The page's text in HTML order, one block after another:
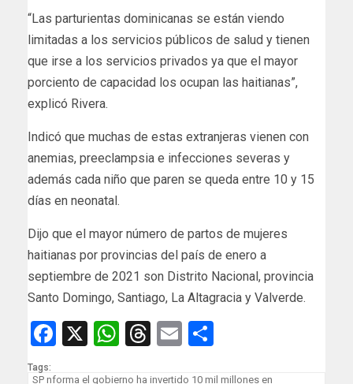
“Las parturientas dominicanas se están viendo
limitadas a los servicios públicos de salud y tienen
que irse a los servicios privados ya que el mayor
porciento de capacidad los ocupan las haitianas”,
explicó Rivera.
Indicó que muchas de estas extranjeras vienen con
anemias, preeclampsia e infecciones severas y
además cada niño que paren se queda entre 10 y 15
días en neonatal.
Dijo que el mayor número de partos de mujeres
haitianas por provincias del país de enero a
septiembre de 2021 son Distrito Nacional, provincia
Santo Domingo, Santiago, La Altagracia y Valverde.
Facebook
X WhatsApp
Threads
Email
Tags:
SP nforma el gobierno ha invertido 10 mil millones en